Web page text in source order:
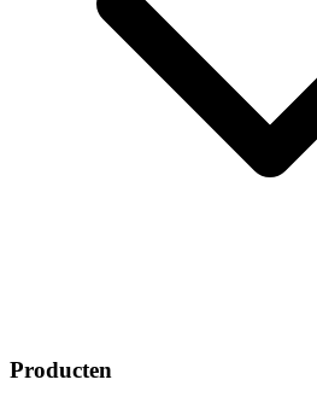
Producten